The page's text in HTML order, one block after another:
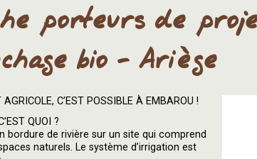
porteurs de
bio - Ariège
C’EST POSSIBLE À EMBAROU !
QUOI ?
bordure de rivière sur un site qui comprend
naturels. Le système d’irrigation est